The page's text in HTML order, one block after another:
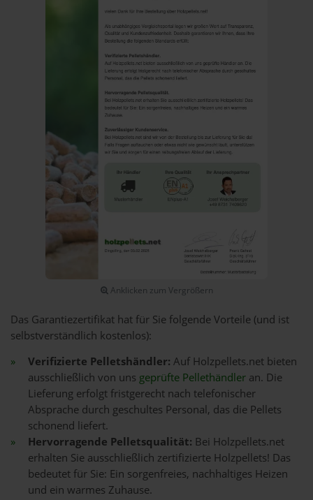
Anklicken zum Vergrößern
Das Garantiezertifikat hat für Sie folgende Vorteile (und ist
selbstverständlich kostenlos):
Verifizierte Pelletshändler: Auf Holzpellets.net bieten
ausschließlich von uns geprüfte Pellethändler an. Die
Lieferung erfolgt fristgerecht nach telefonischer
Absprache durch geschultes Personal, das die Pellets
schonend liefert.
Hervorragende Pelletsqualität: Bei Holzpellets.net
erhalten Sie ausschließlich zertifizierte Holzpellets! Das
bedeutet für Sie: Ein sorgenfreies, nachhaltiges Heizen
und ein warmes Zuhause.